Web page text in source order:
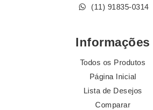
(11) 91835-0314
Informações
Todos os Produtos
Página Inicial
Lista de Desejos
Comparar